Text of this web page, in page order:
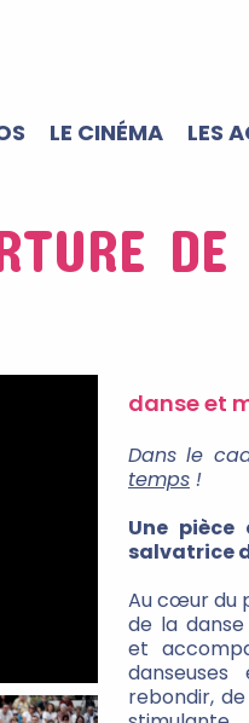
LE CINÉMA LES
DE
danse et
Dans le
temps !
Une
salvatrice
Au cœur du
de la
et
rebondir,